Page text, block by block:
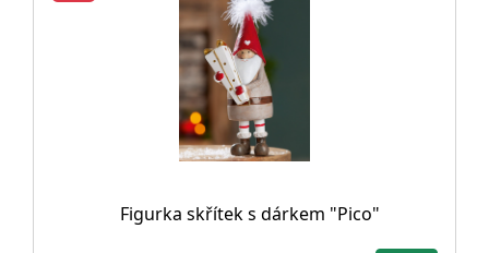
Figurka skřítek s dárkem "Pico"